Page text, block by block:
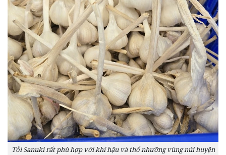
Tỏi Sanuki rất phù hợp với khí hậu và thổ nhưỡng vùng núi huyện